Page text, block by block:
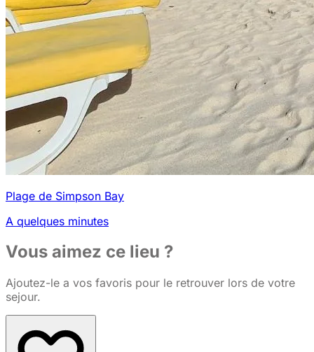
Plage de Simpson Bay
A quelques minutes
Vous aimez ce lieu ?
Ajoutez-le a vos favoris pour le retrouver lors de votre
sejour.